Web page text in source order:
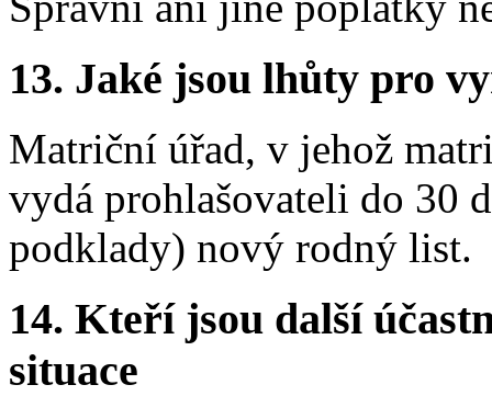
13. Jaké jsou lhůty pro
Matriční úřad, v jehož
vydá prohlašovateli do 30
podklady) nový rodný list.
14. Kteří jsou další
situace